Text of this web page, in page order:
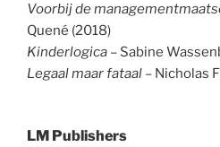
Voorbij de
Quené (2018)
Kinderlogica – Sabine
Legaal maar fataal – Nicholas
LM Publishers